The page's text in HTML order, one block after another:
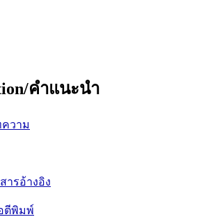
คำแนะนำ
วาม
ารอ้างอิง
ตีพิมพ์